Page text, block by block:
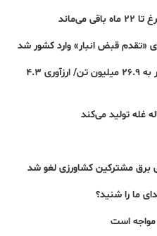
افزایش تولید محصولات باغی کشور به ۲۶.۹ میلیون تن/ ارزآوری ۴.۳
برق مشترکین کشاورزی لغو شد
ما را شنید؟
مواجه است